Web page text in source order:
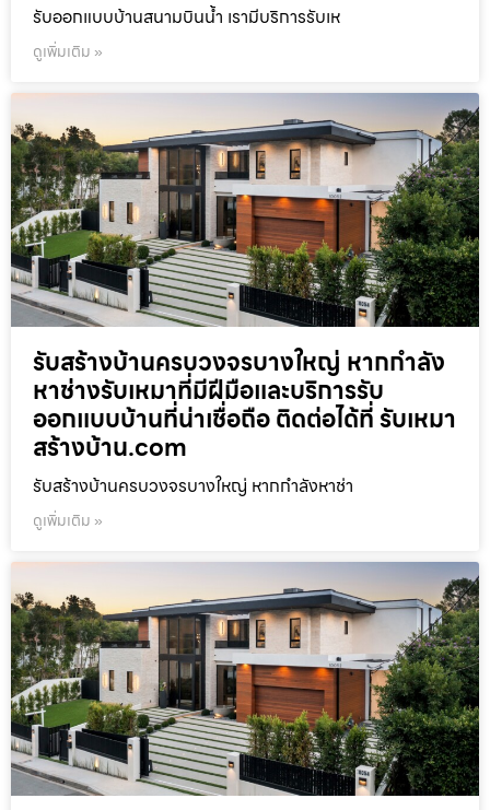
รับออกแบบบ้านสนามบินน้ำ เรามีบริการรับเห
ดูเพิ่มเติม »
รับสร้างบ้านครบวงจรบางใหญ่ หากกำลัง
หาช่างรับเหมาที่มีฝีมือและบริการรับ
ออกแบบบ้านที่น่าเชื่อถือ ติดต่อได้ที่ รับเหมา
สร้างบ้าน.com
รับสร้างบ้านครบวงจรบางใหญ่ หากกำลังหาช่า
ดูเพิ่มเติม »